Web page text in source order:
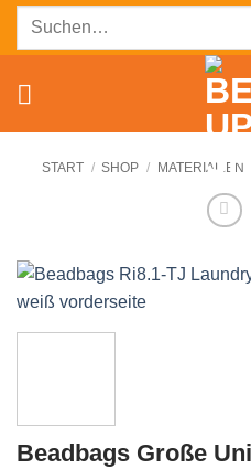
ZumSuchen
START / SHOP / MATERIALIEN
Beadbags Große